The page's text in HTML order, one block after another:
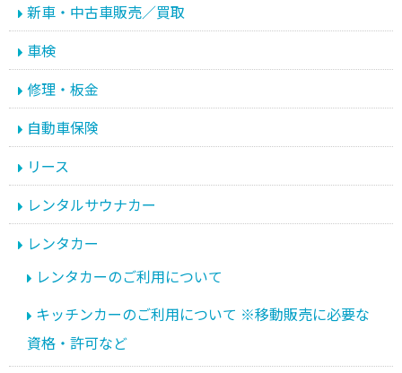
新車・中古車販売／買取
車検
修理・板金
自動車保険
リース
レンタルサウナカー
レンタカー
レンタカーのご利用について
キッチンカーのご利用について ※移動販売に必要な
資格・許可など